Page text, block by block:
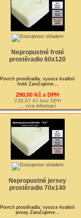
Nepropustné froté
prostěradlo 60x120
Povrch prostěradla: vysoce kvalitní
froté Zaručujeme...
290,00 Kč s DPH
239,67 Kč bez DPH
... více informací
Nepropustné jersey
prostěradlo 70x140
Povrch prostěradla: vysoce kvalitní
jersey Zaručujeme...